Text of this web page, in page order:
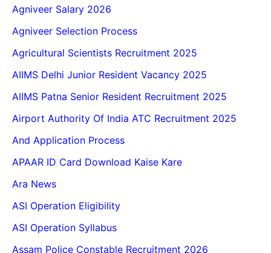
Agniveer Salary 2026
Agniveer Selection Process
Agricultural Scientists Recruitment 2025
AIIMS Delhi Junior Resident Vacancy 2025
AIIMS Patna Senior Resident Recruitment 2025
Airport Authority Of India ATC Recruitment 2025
And Application Process
APAAR ID Card Download Kaise Kare
Ara News
ASI Operation Eligibility
ASI Operation Syllabus
Assam Police Constable Recruitment 2026